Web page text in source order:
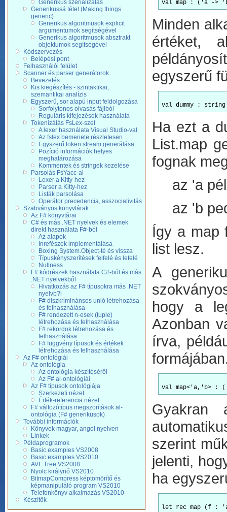
Generikus szerializálás
Generikussá tétel (Making things
generic)
Generikus algoritmusok explicit
argumentumok segítségével
Generikus algoritmusok absztrakt
objektumok segítségével
Kódszervezés
Belépési pont
Felhasználói felület
Scanner és parser generátorok
Bevezetés
Kis kiegészítés - szintaktikai,
szemantikai analízis
Egyszerű, sor alapú input feldolgozása
Sorfolytonos olvasás fájlból
Reguláris kifejezések használata
Tokenizálás FsLex-szel
A lexer használata Visual Studio-val
Az fslex bemenete részletesen
Egyszerű token stream generálása
Pozíció információk helyes
meghatározása
Kommentek és stringek kezelése
Parsolás FsYacc-al
Lexer a Kitty-hez
Parser a Kitty-hez
Listák parsolása
Operátor precedencia, asszociativitás
Szabványos könyvtárak
Az F# könyvtárai
C# és más .NET nyelvek és elemek
direkt használata F#-ból
Az alapok
Inrefészek implementálása
Boxing System.Object-té és vissza
Típuskényszerítések felfelé és lefelé
Nullness
F# kódrészek használata C#-ból és más
.NET nyelvekből
Hivatkozás az F# típusokra más .NET
nyelvb?l
F# diszkriminánsos unió létrehozása
és felhasználása
F# rendezett n-esek (tuple)
létrehozása és felhasználása
F# rekordok létrehozása és
felhasználása
F# függvény típusok és értékek
létrehozása és felhasználása
Az F# ontológiái
Az ontológia
Az ontológia készítéséről
Az F# al-ontológiái
Az F# típusok ontológiája
Szerkezeti nézet
Érték-referencia nézet
F# változótípus megszorítások al-
ontológia (F# generikusok)
További információk
Könyvek magyar, angol nyelven
Linkek
Példaprogramok
Basic examples VS2008
Basic examples VS2010
AVL Tree VS2008
Nyolc királynő VS2010
BitmapCompress képtömörítő és
képmanipuláló program VS2010
Telefonkönyv alkalmazás VS2010
Készítők
Minden
értéket,
egyszerű
Ha ezt a
List.map
fognak
az 'a
az 'b
Így a map
list lesz.
A
hogy a
Azonban
írva,
Gyakran
szerint
jelenti,
ha
let rec map (f